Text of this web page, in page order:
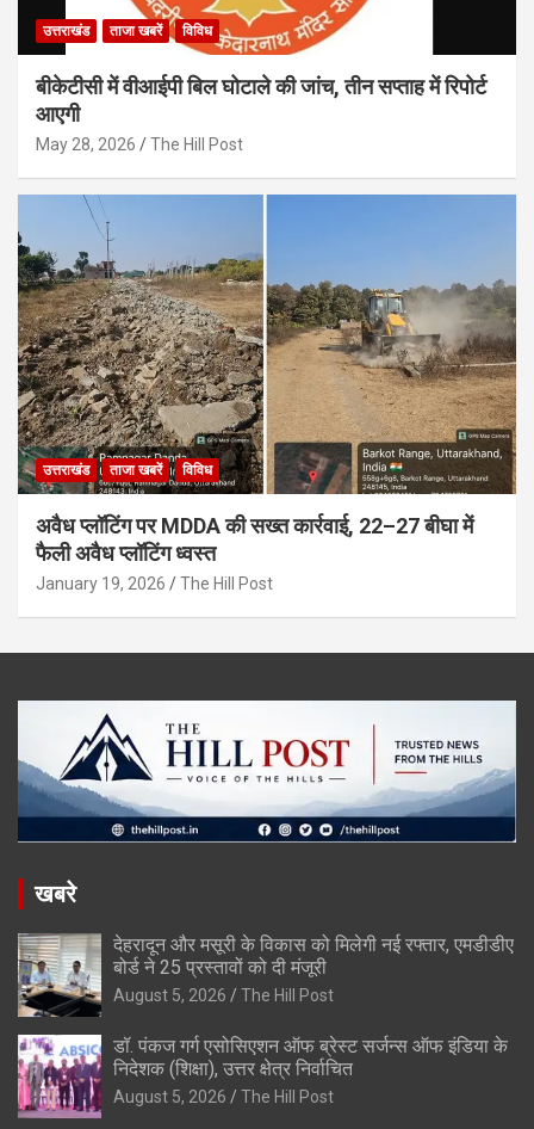
उत्तराखंड ताजा खबरें विविध
बीकेटीसी में वीआईपी बिल घोटाले की जांच, तीन सप्ताह में रिपोर्ट
आएगी
May 28, 2026 The Hill Post
उत्तराखंड ताजा खबरें विविध
अवैध प्लॉटिंग पर MDDA की सख्त कार्रवाई, 22–27 बीघा में
फैली अवैध प्लॉटिंग ध्वस्त
January 19, 2026 The Hill Post
खबरे
देहरादून और मसूरी के विकास को मिलेगी नई रफ्तार, एमडीडीए
बोर्ड ने 25 प्रस्तावों को दी मंजूरी
August 5, 2026 The Hill Post
डॉ. पंकज गर्ग एसोसिएशन ऑफ ब्रेस्ट सर्जन्स ऑफ इंडिया के
निदेशक (शिक्षा), उत्तर क्षेत्र निर्वाचित
August 5, 2026 The Hill Post